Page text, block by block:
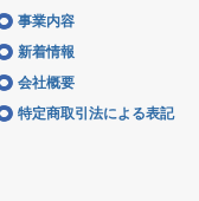
事業内容
新着情報
会社概要
特定商取引法による表記